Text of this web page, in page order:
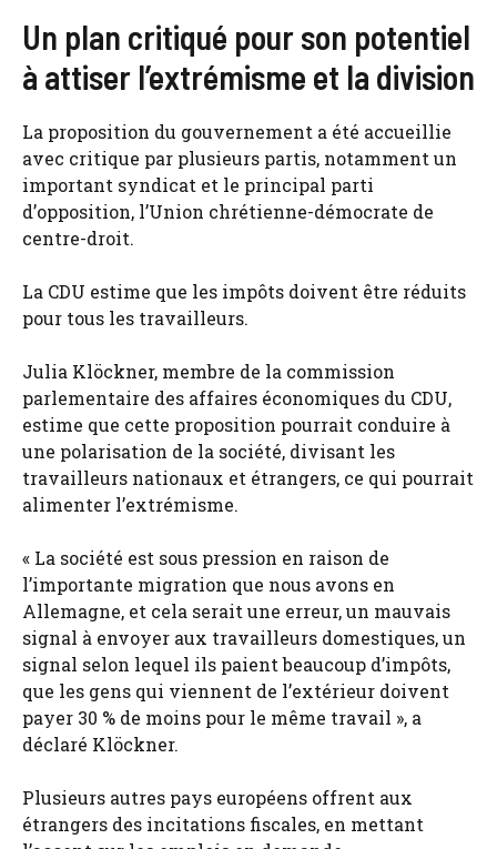
Un plan critiqué pour son potentiel
à attiser l’extrémisme et la division
La proposition du gouvernement a été accueillie
avec critique par plusieurs partis, notamment un
important syndicat et le principal parti
d’opposition, l’Union chrétienne-démocrate de
centre-droit.
La CDU estime que les impôts doivent être réduits
pour tous les travailleurs.
Julia Klöckner, membre de la commission
parlementaire des affaires économiques du CDU,
estime que cette proposition pourrait conduire à
une polarisation de la société, divisant les
travailleurs nationaux et étrangers, ce qui pourrait
alimenter l’extrémisme.
« La société est sous pression en raison de
l’importante migration que nous avons en
Allemagne, et cela serait une erreur, un mauvais
signal à envoyer aux travailleurs domestiques, un
signal selon lequel ils paient beaucoup d’impôts,
que les gens qui viennent de l’extérieur doivent
payer 30 % de moins pour le même travail », a
déclaré Klöckner.
Plusieurs autres pays européens offrent aux
étrangers des incitations fiscales, en mettant